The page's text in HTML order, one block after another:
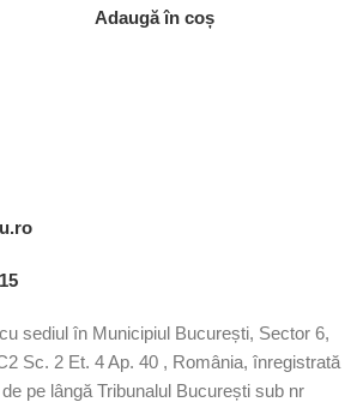
Adaugă în coș
sediul în Municipiul București, Sector 6,
Sc. 2 Et. 4 Ap. 40 , România, înregistrată
pe lângă Tribunalul București sub nr